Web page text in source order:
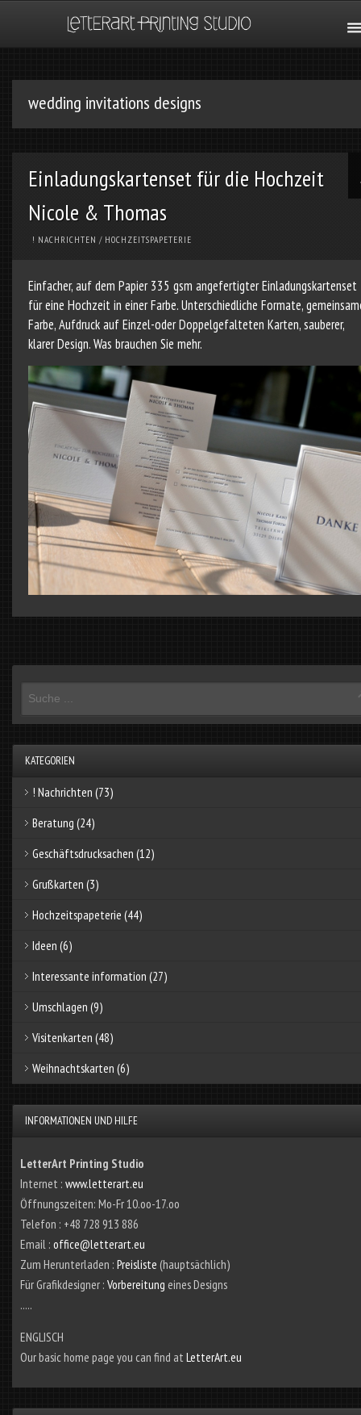
wedding invitations designs
Einladungskartenset für die Hochzeit
Nicole & Thomas
! NACHRICHTEN / HOCHZEITSPAPETERIE
Einfacher, auf dem Papier 335 gsm angefertigter Einladungskartenset
für eine Hochzeit in einer Farbe. Unterschiedliche Formate,
Farbe, Aufdruck auf Einzel-oder Doppelgefalteten Karten, sauberer,
klarer Design. Was brauchen Sie mehr.
KATEGORIEN
! Nachrichten (73)
Beratung (24)
Geschäftsdrucksachen (12)
Grußkarten (3)
Hochzeitspapeterie (44)
Ideen (6)
Interessante information (27)
Umschlagen (9)
Visitenkarten (48)
Weihnachtskarten (6)
INFORMATIONEN UND HILFE
LetterArt Printing Studio
Internet : www.letterart.eu
Öffnungszeiten: Mo-Fr 10.oo-17.oo
Telefon : +48 728 913 886
Email : office@letterart.eu
Zum Herunterladen : Preisliste (hauptsächlich)
Für Grafikdesigner : Vorbereitung eines Designs
.....
ENGLISCH
Our basic home page you can find at LetterArt.eu